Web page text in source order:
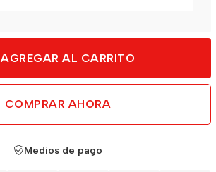
AGREGAR AL CARRITO
COMPRAR AHORA
Medios de pago